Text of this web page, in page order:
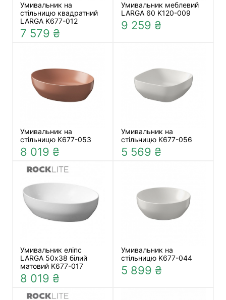
Умивальник на
стільницю квадратний
LARGA K677-012
7 579 ₴
Умивальник меблевий
LARGA 60 K120-009
9 259 ₴
Умивальник на
стільницю K677-053
8 019 ₴
Умивальник на
стільницю K677-056
5 569 ₴
Умивальник еліпс
LARGA 50х38 білий
матовий K677-017
8 019 ₴
Умивальник на
стільницю K677-044
5 899 ₴